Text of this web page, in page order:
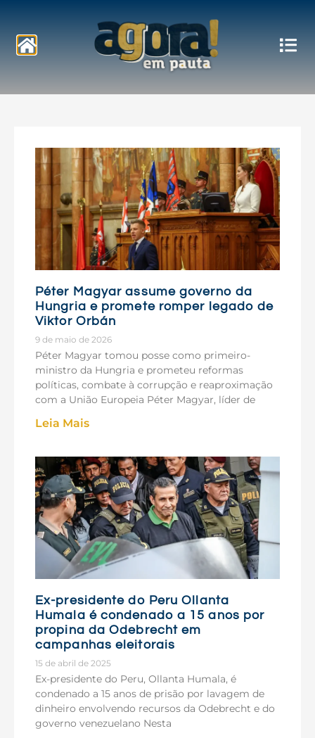
Notícias
Péter Magyar assume governo da
Hungria e promete romper legado de
Viktor Orbán
9 de maio de 2026
Péter Magyar tomou posse como primeiro-
ministro da Hungria e prometeu reformas
políticas, combate à corrupção e reaproximação
com a União Europeia Péter Magyar, líder de
Leia Mais
Ex-presidente do Peru Ollanta
Humala é condenado a 15 anos por
propina da Odebrecht em
campanhas eleitorais
15 de abril de 2025
Ex-presidente do Peru, Ollanta Humala, é
condenado a 15 anos de prisão por lavagem de
dinheiro envolvendo recursos da Odebrecht e do
governo venezuelano Nesta